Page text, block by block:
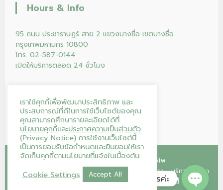
Hours & Info
95 ถนน ประชาราษฎร์ สาย 2 แขวงบางซื่อ เขตบางซื่อ
กรุงเทพมหานคร 10800
โทร. 02-587-0144
เปิดให้บริการตลอด 24 ชั่วโมง
Copyright © 2026โรงพยาบาลบางโพ
หน้าแรก
คลินิก โปรแกรม/แพ็กเกจ ร้านค้าของเรา
บริการของเรา
บริจาคโลหิต ติดต่อเรา ลงทะเบียนนัดออนไลน์
เราใช้คุกกี้เพื่อพัฒนาประสิทธิภาพ และ
ประสบการณ์ที่ดีในการใช้เว็บไซต์ของคุณ
คุณสามารถศึกษารายละเอียดได้ที่
นโยบายคุกกี้และประกาศความเป็นส่วนตัว
(Privacy Notice) การใช้งานเว็บไซต์นี้
เป็นการยอมรับข้อกำหนดและยินยอมให้เรา
จัดเก็บคุกกี้ตามนโยบายที่แจ้งในเบื้องต้น
Cookie Settings
Accept All
โรงพยาบาลบางโพ ยินดีให้บริการค่ะ